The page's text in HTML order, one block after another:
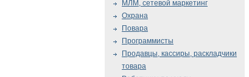
МЛМ, сетевой маркетинг
Охрана
Повара
Программисты
Продавцы, кассиры, раскладчики
товара